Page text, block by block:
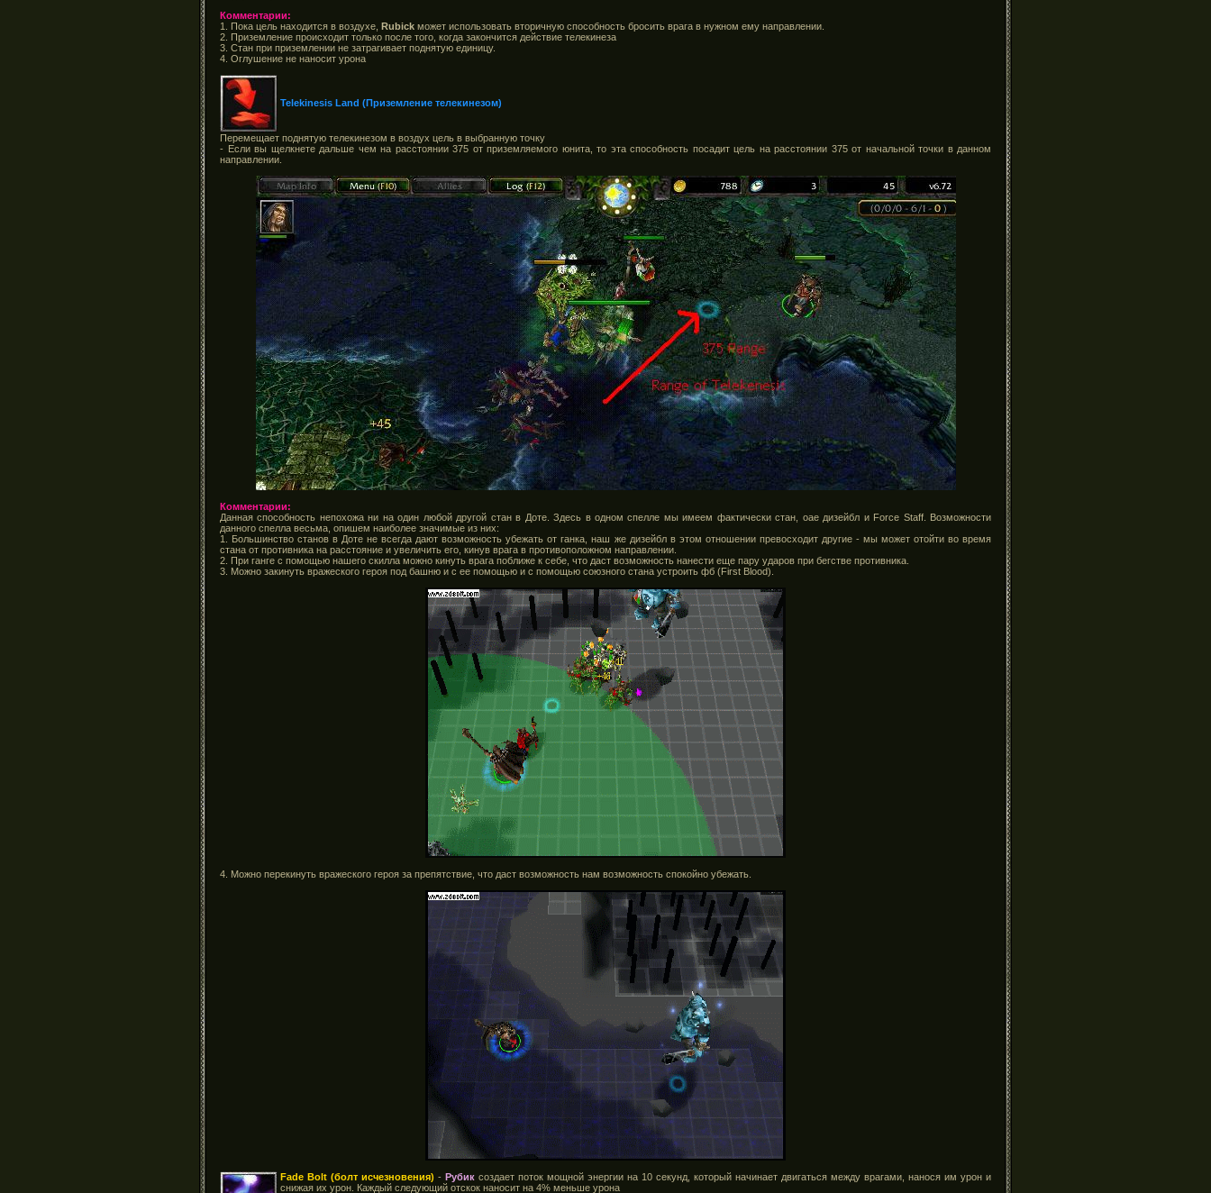
Комментарии:
1. Пока цель находится в воздухе, Rubick может использовать вторичную способность бросить врага в нужном ему направлении.
2. Приземление происходит только после того, когда закончится действие телекинеза
3. Стан при приземлении не затрагивает поднятую единицу.
4. Оглушение не наносит урона
Telekinesis Land (Приземление телекинезом)
Перемещает поднятую телекинезом в воздух цель в выбранную точку
- Если вы щелкнете дальше чем на расстоянии 375 от приземляемого юнита, то эта способность посадит цель на расстоянии 375 от начальной точки в данном
направлении.
Комментарии:
Данная способность непохожа ни на один любой другой стан в Доте. Здесь в одном спелле мы имеем фактически стан, оае дизейбл и Force Staff. Возможности
данного спелла весьма, опишем наиболее значимые из них:
1. Большинство станов в Доте не всегда дают возможность убежать от ганка, наш же дизейбл в этом отношении превосходит другие - мы может отойти во время
стана от противника на расстояние и увеличить его, кинув врага в противоположном направлении.
2. При ганге с помощью нашего скилла можно кинуть врага поближе к себе, что даст возможность нанести еще пару ударов при бегстве противника.
3. Можно закинуть вражеского героя под башню и с ее помощью и с помощью союзного стана устроить фб (First Blood).
4. Можно перекинуть вражеского героя за препятствие, что даст возможность нам возможность спокойно убежать.
Fade Bolt (болт исчезновения) - Рубик создает поток мощной энергии на 10 секунд, который начинает двигаться между врагами, нанося им урон и
снижая их урон. Каждый следующий отскок наносит на 4% меньше урона